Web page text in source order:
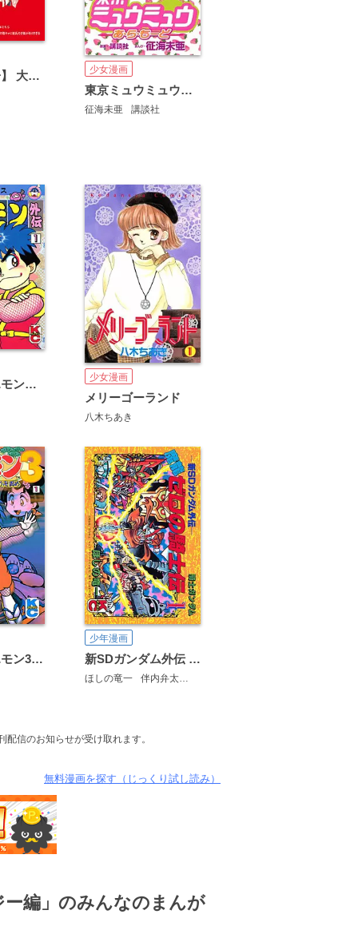
【無料小冊子】 大切なひとに本を贈ろう～サンジョルディフェア～ ＜女性版2＞ 少女漫画
東京ミュウミュウあ・ら・もーど
征海未亜 講談社
がんばれゴエモン外伝
少女漫画
メリーゴーランド
八木ちあき
がんばれゴエモン3獅子重禄兵衛のからくり卍固め
少年漫画
新SDガンダム外伝 騎士ガンダム 魔龍ゼロの騎士伝
ほしの竜一 伴内弁太 横井孝二
信のお知らせが受け取れます。
無料漫画を探す（じっくり試し読み）
編」のみんなのまんが